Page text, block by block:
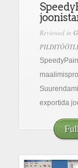
Reviewed in
exportida